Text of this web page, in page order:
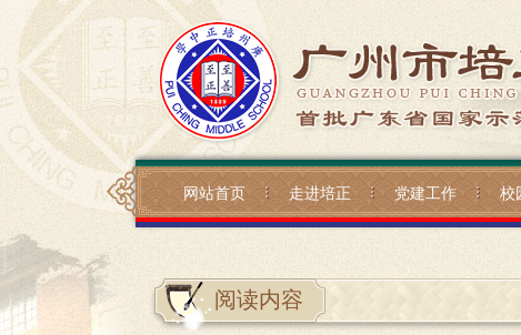
网站首页 走进培正 党建工作 校
阅读内容